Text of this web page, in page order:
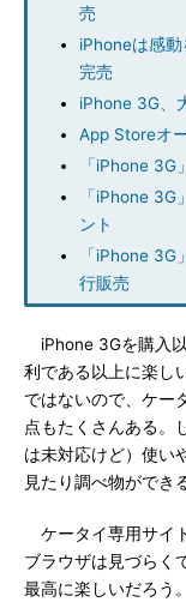
売
iPhoneは感
完売
iPhone 3G、
App Storeオ
「iPhone 3G
「iPhone
ント
「iPhone
行販売
iPhone 3Gを購入
利である以上に楽し
ではないので、ケー
点もたくさんある。
は未対応けど）使い
見たり調べ物ができ
ケータイ専用サイ
ブラウザは見づらく
最高に楽しいだろう